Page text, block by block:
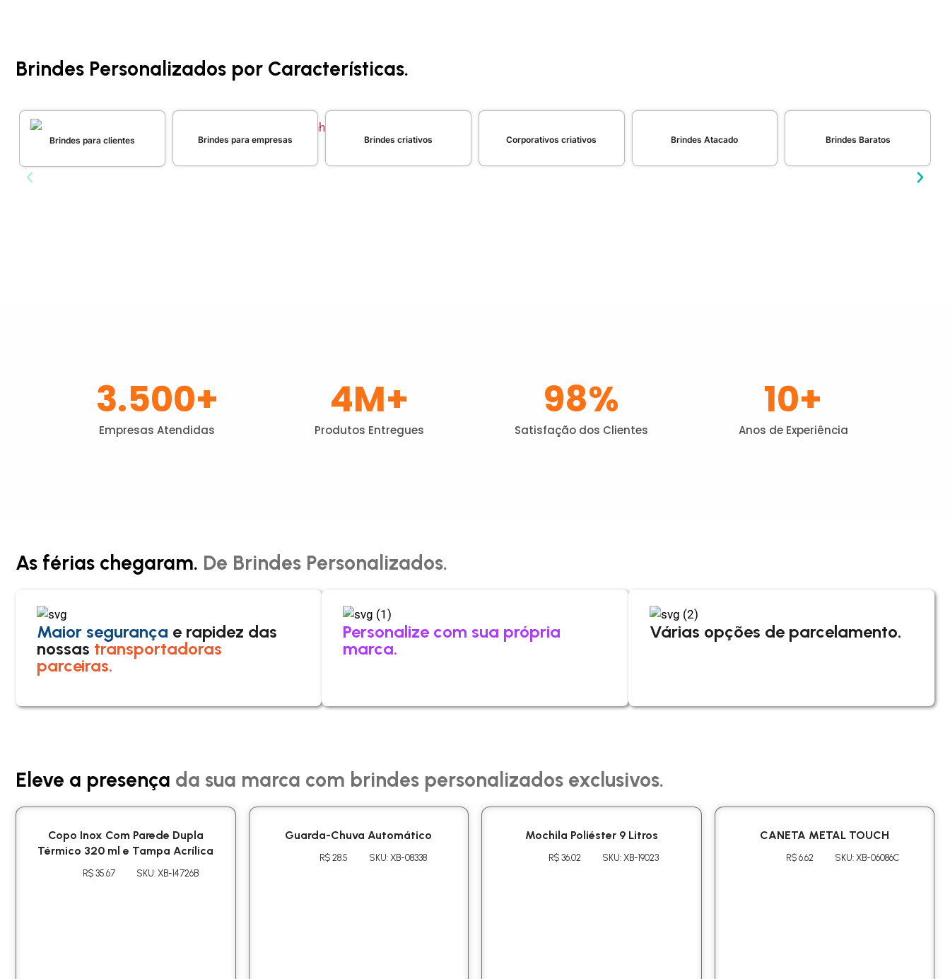
Brindes Personalizados por Características.
Brindes para clientes Brindes para empresas Brindes criativos Corporativos criativos Brindes Atacado Brindes Baratos
Empresas Atendidas
3.500+
Produtos Entregues
4M+
Satisfação dos Clientes
98%
Anos de Experiência
10+
As férias chegaram. De Brindes Personalizados.
Maior segurança e rapidez das
nossas transportadoras
parceiras.
Personalize com sua própria
marca.
Várias opções de parcelamento.
Eleve a presença da sua marca com brindes personalizados exclusivos.
Copo Inox Com Parede Dupla
Térmico 320 ml e Tampa Acrílica
R$ 35.67 SKU: XB-14726B
Guarda-Chuva Automático
R$ 28.5 SKU: XB-08338
Mochila Poliéster 9 Litros
R$ 36.02 SKU: XB-19023
CANETA METAL TOUCH
R$ 6.62 SKU: XB-06086C